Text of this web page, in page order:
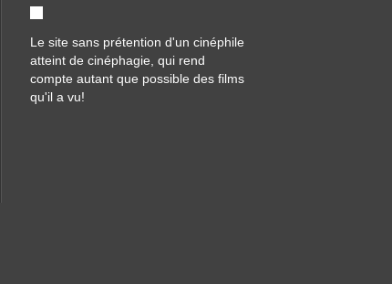
Le site sans prétention d'un cinéphile
atteint de cinéphagie, qui rend
compte autant que possible des films
qu'il a vu!